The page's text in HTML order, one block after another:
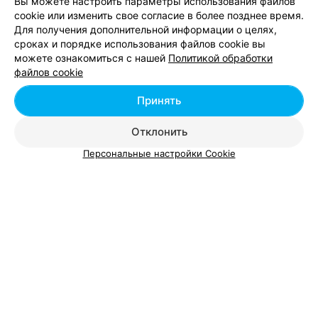
ЭФФЕКТИВНАЯ РЕКЛАМА НА САЙТЕ
cookie или изменить свое согласие в более позднее время.
Для получения дополнительной информации о целях,
сроках и порядке использования файлов cookie вы
можете ознакомиться с нашей Политикой обработки
файлов cookie
Отклонить
Принять
Персональные настройки Cookie